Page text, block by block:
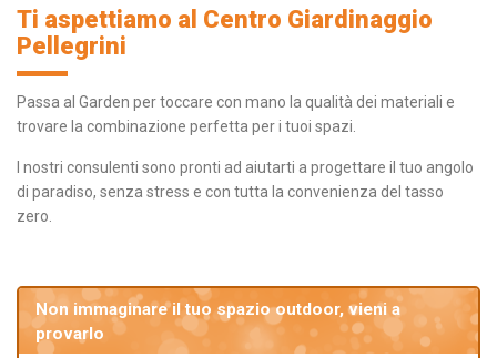
Ti aspettiamo al Centro Giardinaggio
Pellegrini
Passa al Garden per toccare con mano la qualità dei materiali e
trovare la combinazione perfetta per i tuoi spazi.
I nostri consulenti sono pronti ad aiutarti a progettare il tuo angolo
di paradiso, senza stress e con tutta la convenienza del tasso
zero.
Non immaginare il tuo spazio outdoor, vieni a
provarlo